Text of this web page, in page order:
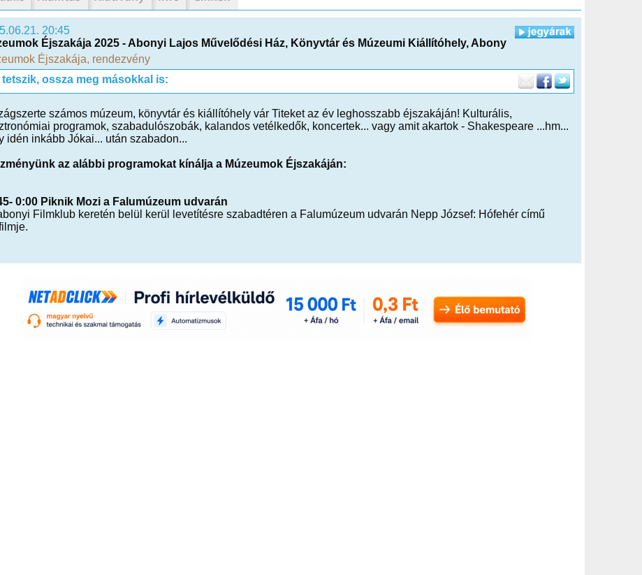
20:45
Éjszakája 2025 - Abonyi Lajos Művelődési Ház, Könyvtár és Múzeumi Kiállítóhely, Abony
Éjszakája, rendezvény
tetszik, ossza meg másokkal is:
számos múzeum, könyvtár és kiállítóhely vár Titeket az év leghosszabb éjszakáján! Kulturális,
programok, szabadulószobák, kalandos vetélkedők, koncertek... vagy amit akartok - Shakespeare ...hm...
idén inkább Jókai... után szabadon...
az alábbi programokat kínálja a Múzeumok Éjszakáján:
0:00 Piknik Mozi a Falumúzeum udvarán
Filmklub keretén belül kerül levetítésre szabadtéren a Falumúzeum udvarán Nepp József: Hófehér című